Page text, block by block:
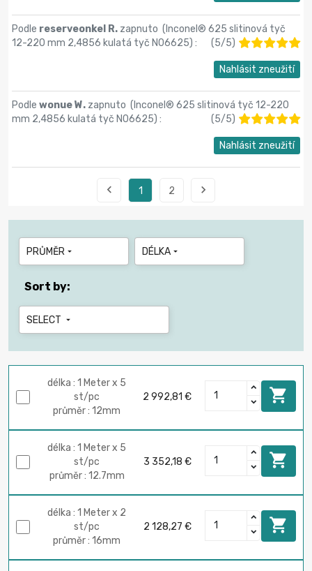
Podle reserveonkel R. zapnuto ( Inconel® 625 slitinová tyč
12-220 mm 2,4856 kulatá tyč N06625) : (5/5)
Nahlásit zneužití
Podle wonue W. zapnuto ( Inconel® 625 slitinová tyč 12-220
mm 2,4856 kulatá tyč N06625) : (5/5)
Nahlásit zneužití
 1 2 
PRŮMĚR  DÉLKA 
Sort by:
SELECT 
délka : 1 Meter x 5
st/pc
průměr : 12mm
2 992,81 € 
délka : 1 Meter x 5
st/pc
průměr : 12.7mm
3 352,18 € 
délka : 1 Meter x 2
st/pc
průměr : 16mm
2 128,27 € 